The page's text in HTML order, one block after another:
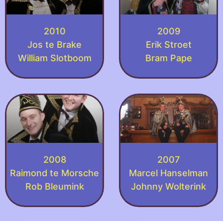
2010
Jos te Brake
William Slotboom
2009
Erik Stroet
Bram Pape
2008
Raimond te Morsche
Rob Bleumink
2007
Marcel Hanselman
Johnny Wolterink